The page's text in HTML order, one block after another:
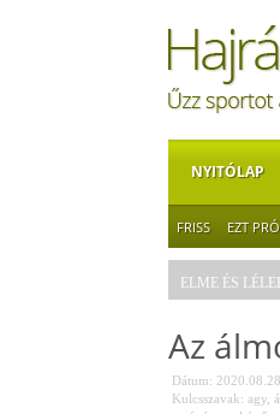
NYITÓLAP
FRISS EZT
ELME ÉS
Az
Dátum:
Kulcsszavak: agy,